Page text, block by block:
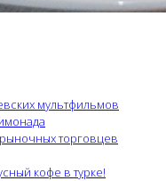
мультфильмов
торговцев
кофе в турке!